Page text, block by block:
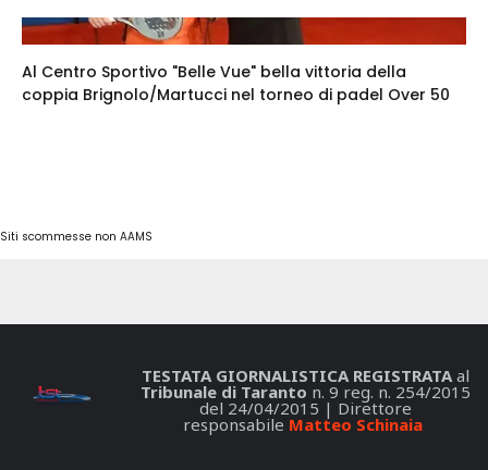
Al Centro Sportivo "Belle Vue" bella vittoria della
coppia Brignolo/Martucci nel torneo di padel Over 50
Siti scommesse non AAMS
TESTATA GIORNALISTICA REGISTRATAal
Tribunale di Taranto n. 9 reg. n. 254/2015
del 24/04/2015 | Direttore
responsabile Matteo Schinaia